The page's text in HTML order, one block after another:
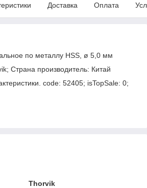
Доставка Оплата
по металлу HSS, ø 5,0 мм
Страна производитель: Китай
code: 52405; isTopSale: 0;
Thorvik